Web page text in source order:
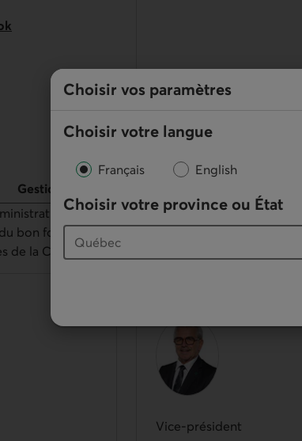
Choisir vos paramètres
Choisir votre langue
Français English
Choisir votre province ou État
Gestionnaires
sont des membres de la Caisse qui
bon fonctionnement de leur coopérative. Le
de la Caisse.
Vice-président